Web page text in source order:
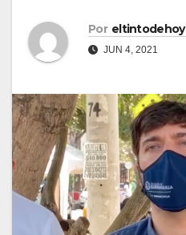
Por eltintodehoy
JUN 4, 2021